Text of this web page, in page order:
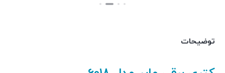
بستن
توضیحات